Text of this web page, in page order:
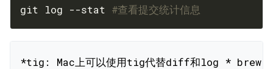
git log --stat #查看提交统计信息